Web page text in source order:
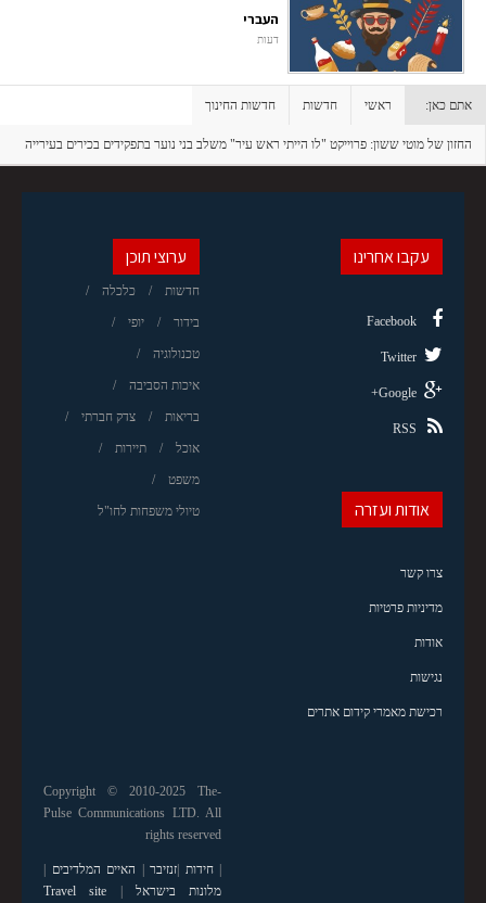
העברי
דעות
אתם כאן: ראשי חדשות חדשות החינוך
החזון של מוטי ששון: פרוייקט "לו הייתי ראש עיר" משלב בני נוער בתפקידים בכירים בעירייה
ערוצי תוכן
חדשות כלכלה
בידור יופי
טכנולוגיה
איכות הסביבה
בריאות צדק חברתי
אוכל תיירות
משפט
טיולי משפחות לחו"ל
עקבו אחרינו
Facebook
Twitter
Google+
RSS
אודות ועזרה
צרו קשר
מדיניות פרטיות
אודות
נגישות
רכישת מאמרי קידום אתרים
Copyright © 2010-2025 The-
Pulse Communications LTD. All
rights reserved
|חידות |זנזיבר | האיים המלדיבים |
מלונות בישראל |
Travel site